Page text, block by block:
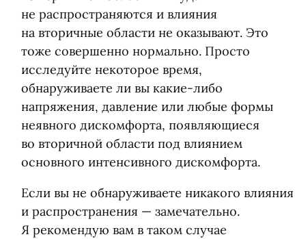
не распространяются и влияния
на вторичные области не оказывают. Это
тоже совершенно нормально. Просто
исследуйте некоторое время,
обнаруживаете ли вы какие-либо
напряжения, давление или любые формы
неявного дискомфорта, появляющиеся
во вторичной области под влиянием
основного интенсивного дискомфорта.
Если вы не обнаруживаете никакого влияния
и распространения — замечательно.
Я рекомендую вам в таком случае